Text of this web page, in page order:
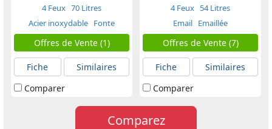
4 Feux 70 Litres
Acier inoxydable Fonte
Offres de Vente (1)
Fiche
Similaires
Comparer
4 Feux 54 Litres
Email Emaillée
Offres de Vente (7)
Fiche
Similaires
Comparer
Comparez